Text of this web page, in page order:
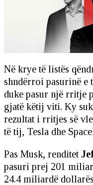
Në krye të listës
shndërroi pasurinë
duke pasur një rritje
gjatë këtij viti. Ky
rezultat i rritjes së
të tij, Tesla dhe
Pas Musk, renditet
pasuri prej 201
24.4 miliardë